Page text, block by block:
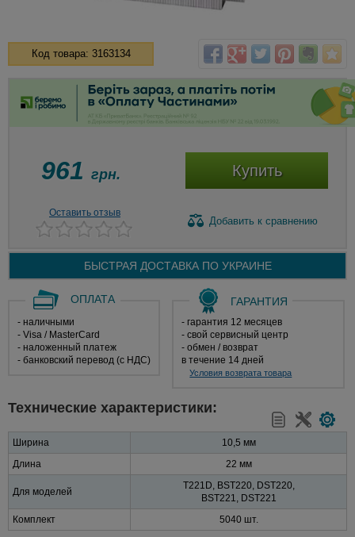
Код товара: 3163134
961 грн. Купить
Оставить отзыв
Добавить к сравнению
БЫСТРАЯ ДОСТАВКА ПО УКРАИНЕ
ОПЛАТА
- наличными
- Visa / MasterCard
- наложенный платеж
- банковский перевод (с НДС)
ГАРАНТИЯ
- гарантия 12 месяцев
- свой сервисный центр
- обмен / возврат
в течение 14 дней
Условия возврата товара
Технические характеристики:
Ширина
10,5 мм
Длина
22 мм
Для моделей
T221D, BST220, DST220,
BST221, DST221
Комплект
5040 шт.